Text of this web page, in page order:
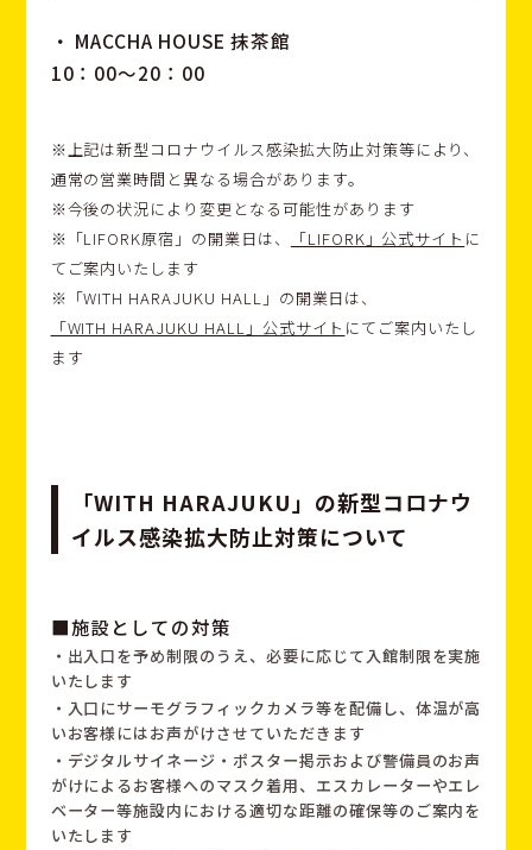
・ MACCHA HOUSE 抹茶館
10：00～20：00
※上記は新型コロナウイルス感染拡大防止対策等により、
通常の営業時間と異なる場合があります。
※今後の状況により変更となる可能性があります
※「LIFORK原宿」の開業日は、
「LIFORK」公式サイト に
てご案内いたします
※「WITH HARAJUKU HALL」の開業日は、
「WITH HARAJUKU HALL」公式サイト にてご案内いたし
ます
「WITH HARAJUKU」の新型コロナウ
イルス感染拡大防止対策について
■施設としての対策
・出入口を予め制限のうえ、必要に応じて入館制限を実施
いたします
・入口にサーモグラフィックカメラ等を配備し、体温が高
いお客様にはお声がけさせていただきます
・デジタルサイネージ・ポスター掲示および警備員のお声
がけによるお客様へのマスク着用、エスカレーターやエレ
ベーター等施設内における適切な距離の確保等のご案内を
いたします